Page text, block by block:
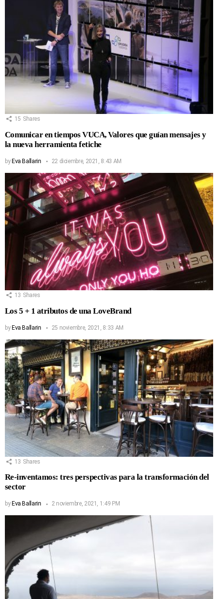
15 Shares
Comunicar en tiempos VUCA, Valores que guían mensajes y
la nueva herramienta fetiche
byEva Ballarin 22 diciembre, 2021, 8:43 AM
13 Shares
Los 5 + 1 atributos de una LoveBrand
byEva Ballarin 25 noviembre, 2021, 8:33 AM
13 Shares
Re-inventamos: tres perspectivas para la transformación del
sector
by Eva Ballarin 2 noviembre, 2021, 1:49 PM